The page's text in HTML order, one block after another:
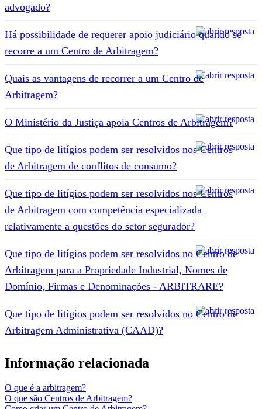
advogado?
Há possibilidade de requerer apoio judiciário quando se
recorre a um Centro de Arbitragem?
Quais as vantagens de recorrer a um Centro de
Arbitragem?
O Ministério da Justiça apoia Centros de Arbitragem?
Que tipo de litígios podem ser resolvidos nos Centros
de Arbitragem de conflitos de consumo?
Que tipo de litígios podem ser resolvidos nos Centros
de Arbitragem com competência especializada
relativamente a questões do setor segurador?
Que tipo de litígios podem ser resolvidos no Centro de
Arbitragem para a Propriedade Industrial, Nomes de
Domínio, Firmas e Denominações - ARBITRARE?
Que tipo de litígios podem ser resolvidos no Centro de
Arbitragem Administrativa (CAAD)?
Informação relacionada
O que é a arbitragem?
O que são Centros de Arbitragem?